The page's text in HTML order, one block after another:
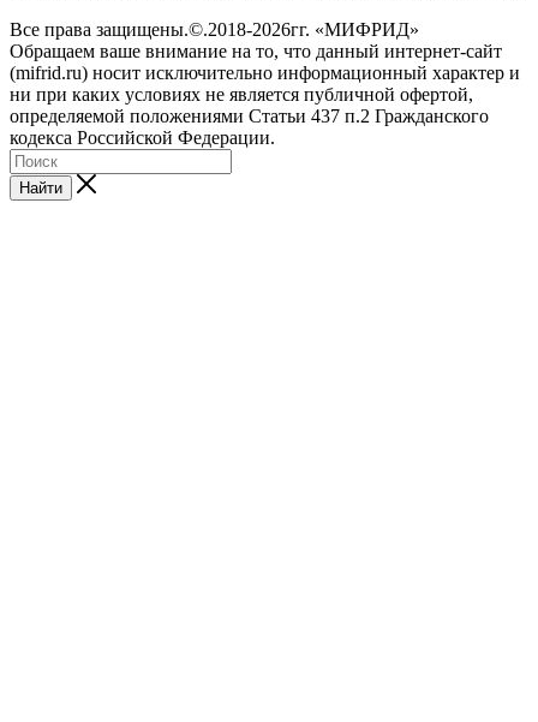
Все права защищены.©.2018-2026гг. «МИФРИД»
Обращаем ваше внимание на то, что данный интернет-сайт
(mifrid.ru) носит исключительно информационный характер и
ни при каких условиях не является публичной офертой,
определяемой положениями Статьи 437 п.2 Гражданского
кодекса Российской Федерации.
Найти